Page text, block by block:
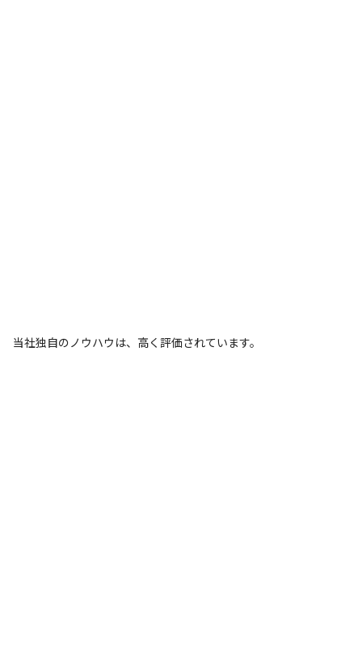
当社独自のノウハウは、高く評価されています。